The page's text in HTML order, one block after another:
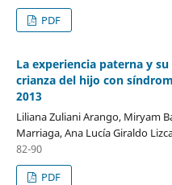
PDF
La experiencia paterna y
crianza del hijo con
2013
Liliana Zuliani Arango, Miryam
Marriaga, Ana Lucía Giraldo
82-90
PDF